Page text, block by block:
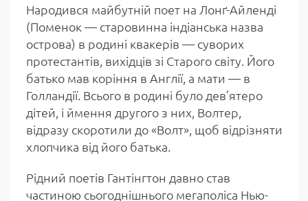
Народився майбутній поет на Лонґ-Айленді
(Поменок — старовинна індіанська назва
острова) в родині квакерів — суворих
протестантів, вихідців зі Старого світу. Його
батько мав коріння в Англії, а мати — в
Голландії. Всього в родині було дев’ятеро
дітей, і ймення другого з них, Волтер,
відразу скоротили до «Волт», щоб відрізняти
хлопчика від його батька.
Рідний поетів Гантінгтон давно став
частиною сьогоднішнього мегаполіса Нью-